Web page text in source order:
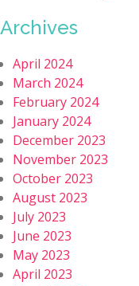
Archives
April 2024
March 2024
February 2024
January 2024
December 2023
November 2023
October 2023
August 2023
July 2023
June 2023
May 2023
April 2023